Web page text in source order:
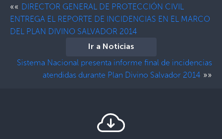
«« DIRECTOR GENERAL DE PROTECCIÓN CIVIL
ENTREGA EL REPORTE DE INCIDENCIAS EN EL MARCO
DEL PLAN DIVINO SALVADOR 2014
Ir a Noticias
Sistema Nacional presenta informe final de incidencias
atendidas durante Plan Divino Salvador 2014 »»